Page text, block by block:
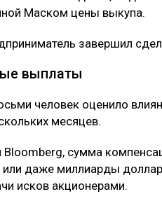
Маском цены выкупа.
завершил
выплаты
человек оценило
месяцев.
сумма
даже миллиарды
исков акционерами.